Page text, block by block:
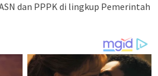
dan PPPK di lingkup Pemerintah